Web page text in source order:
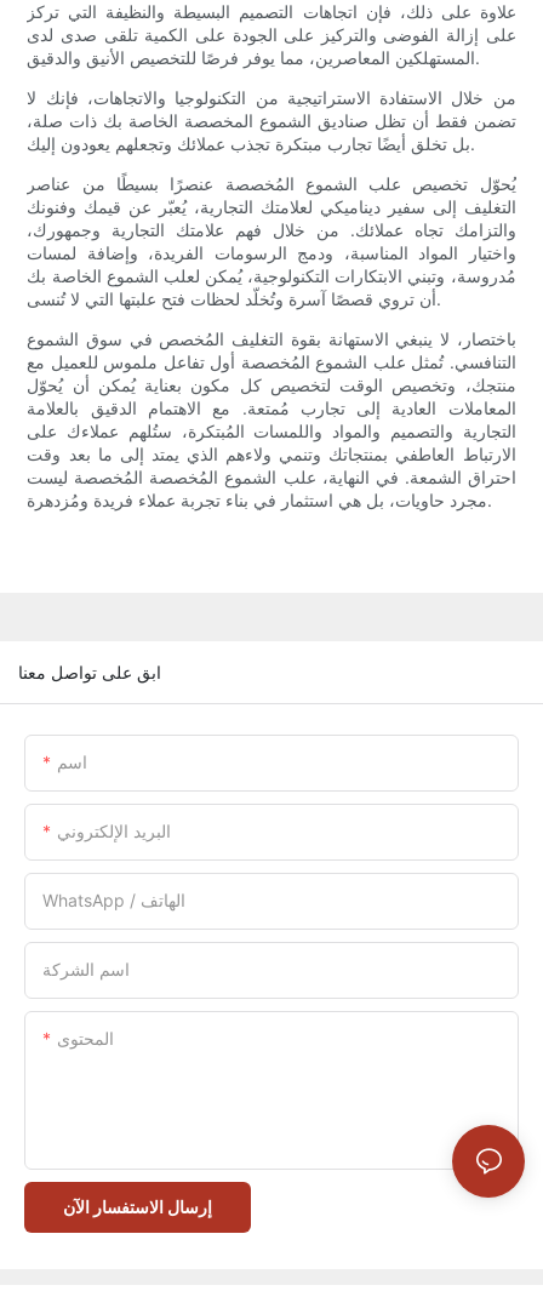
علاوة على ذلك، فإن اتجاهات التصميم البسيطة والنظيفة التي تركز
على إزالة الفوضى والتركيز على الجودة على الكمية تلقى صدى لدى
المستهلكين المعاصرين، مما يوفر فرصًا للتخصيص الأنيق والدقيق.
من خلال الاستفادة الاستراتيجية من التكنولوجيا والاتجاهات، فإنك لا
تضمن فقط أن تظل صناديق الشموع المخصصة الخاصة بك ذات صلة،
بل تخلق أيضًا تجارب مبتكرة تجذب عملائك وتجعلهم يعودون إليك.
يُحوّل تخصيص علب الشموع المُخصصة عنصرًا بسيطًا من عناصر
التغليف إلى سفير ديناميكي لعلامتك التجارية، يُعبّر عن قيمك وفنونك
والتزامك تجاه عملائك. من خلال فهم علامتك التجارية وجمهورك،
واختيار المواد المناسبة، ودمج الرسومات الفريدة، وإضافة لمسات
مُدروسة، وتبني الابتكارات التكنولوجية، يُمكن لعلب الشموع الخاصة بك
أن تروي قصصًا آسرة وتُخلّد لحظات فتح علبتها التي لا تُنسى.
باختصار، لا ينبغي الاستهانة بقوة التغليف المُخصص في سوق الشموع
التنافسي. تُمثل علب الشموع المُخصصة أول تفاعل ملموس للعميل مع
منتجك، وتخصيص الوقت لتخصيص كل مكون بعناية يُمكن أن يُحوّل
المعاملات العادية إلى تجارب مُمتعة. مع الاهتمام الدقيق بالعلامة
التجارية والتصميم والمواد واللمسات المُبتكرة، ستُلهم عملاءك على
الارتباط العاطفي بمنتجاتك وتنمي ولاءهم الذي يمتد إلى ما بعد وقت
احتراق الشمعة. في النهاية، علب الشموع المُخصصة المُخصصة ليست
مجرد حاويات، بل هي استثمار في بناء تجربة عملاء فريدة ومُزدهرة.
ابق على تواصل معنا
اسم
البريد الإلكتروني
WhatsApp / الهاتف
اسم الشركة
المحتوى
إرسال الاستفسار الآن